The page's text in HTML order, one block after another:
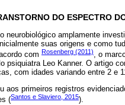
DO ESPECTRO
neurobiológico amplamente
suas origens e como
com Rosenberg (2011), o
psiquiatra Leo Kanner. O artigo
com idades variando entre 2 e
aos primeiros registros
(Santos e Slaviero, 2015).